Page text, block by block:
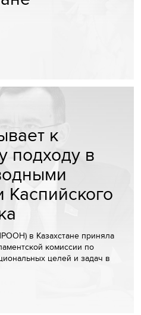
к
подходу в
Каспийского
в Казахстане приняла
комиссии по
целей и задач в